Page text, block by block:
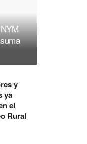
y
ya
el
Rural